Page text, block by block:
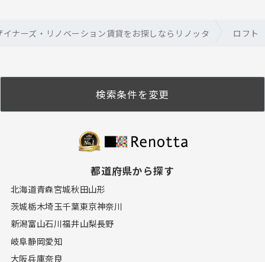
イナーズ・リノベーション賃貸をお探しならリノッタ ロフト
検索条件を変更
都道府県から探す
北海道青森宮城秋田山形
茨城栃木埼玉千葉東京神奈川
新潟富山石川福井山梨長野
岐阜静岡愛知
大阪兵庫奈良